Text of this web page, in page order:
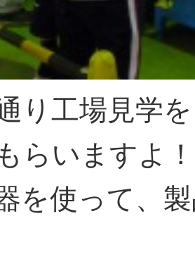
り工場見学
らいますよ！
を使って、